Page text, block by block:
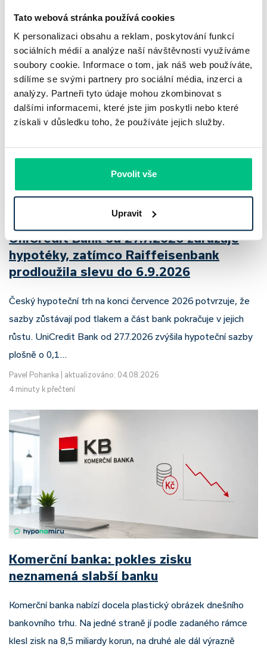
Tato webová stránka používá cookies
K personalizaci obsahu a reklam, poskytování funkcí
sociálních médií a analýze naší návštěvnosti využíváme
soubory cookie. Informace o tom, jak náš web používáte,
sdílíme se svými partnery pro sociální média, inzerci a
analýzy. Partneři tyto údaje mohou zkombinovat s
dalšími informacemi, které jste jim poskytli nebo které
získali v důsledku toho, že používáte jejich služby.
Povolit vše
Upravit
odolnost. Chaty a chalupy podle čerstvých dat za poslední
a prodejní tempo…
Pavel Pohanka|aktualizováno: 04.08.2026
UniCredit Bank od 27.7.2026 zdražuje
hypotéky, zatímco Raiffeisenbank
prodloužila slevu do 6.9.2026
Český hypoteční trh na konci července 2026 potvrzuje, že
sazby zůstávají pod tlakem a část bank pokračuje v jejich
růstu. UniCredit Bank od 27.7.2026 zvýšila hypoteční sazby
plošně o 0,1…
Pavel Pohanka
aktualizováno: 04.08.2026
4 minuty k přečtení
Komerční banka: pokles zisku
neznamená slabší banku
Komerční banka nabízí docela plastický obrázek dnešního
bankovního trhu. Na jedné straně jí podle zadaného rámce
klesl zisk na 8,5 miliardy korun, na druhé ale dál výrazně